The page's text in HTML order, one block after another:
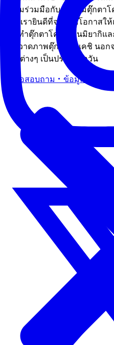
ความร่วมมือกับสมาคมตุ๊กตา
ยากิ เรายินดีที่จะมอบโอกาส
การทำตุ๊กตาโคเคชิในมิยากิ
การวาดภาพตุ๊กตาโคเคชิ นอก
ช็อปต่างๆ เป็นประจำทุกวัน
ติดต่อสอบถาม・ข้อมูลผู้ประกอ